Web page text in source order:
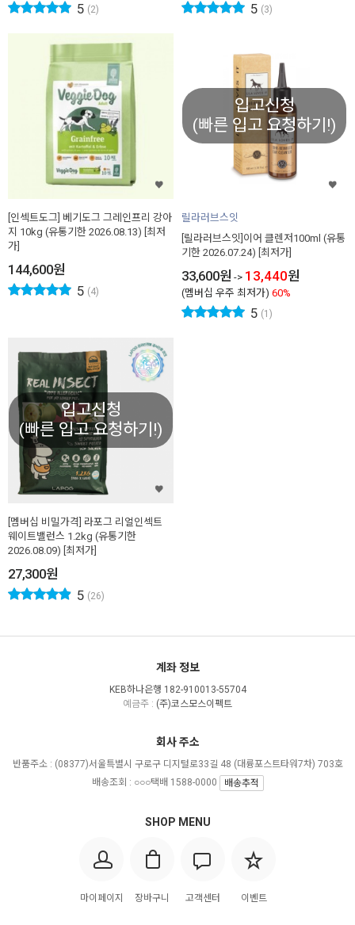
5 (2) 5 (3)
[인섹트도그] 베기도그 그레인프리 강아
지 10kg (유통기한 2026.08.13) [최저
가]
144,600원
5 (4)
입고신청
(빠른 입고 요청하기!)
릴라러브스잇
[릴라러브스잇]이어 클렌저100ml (유통
기한 2026.07.24) [최저가]
33,600원 -> 13,440원
(멤버십 우주 최저가) 60%
5 (1)
입고신청
(빠른 입고 요청하기!)
[멤버십 비밀가격] 라포그 리얼인섹트
웨이트밸런스 1.2kg (유통기한
2026.08.09) [최저가]
27,300원
5 (26)
계좌 정보
KEB하나은행 182-910013-55704
예금주 : (주)코스모스이펙트
SHOP MENU
마이페이지 장바구니 고객센터 이벤트
회사 주소
반품주소 : (08377)서울특별시 구로구 디지털로33길 48 (대륭포스트타워7차) 703호
배송조회 : ○○○택배 1588-0000
배송추적